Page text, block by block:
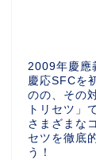
2009年慶應
慶応SFCを
のの、その
トリセツ」
さまざまな
セツを徹底
う！